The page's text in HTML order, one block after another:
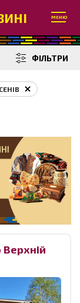
МЕНЮ
ФІЛЬТРИ
Верхній